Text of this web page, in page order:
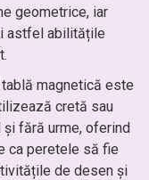
geometrice, iar
astfel abilitățile
magnetică este
cretă sau
și fără urme, oferind
ca peretele să fie
de desen și